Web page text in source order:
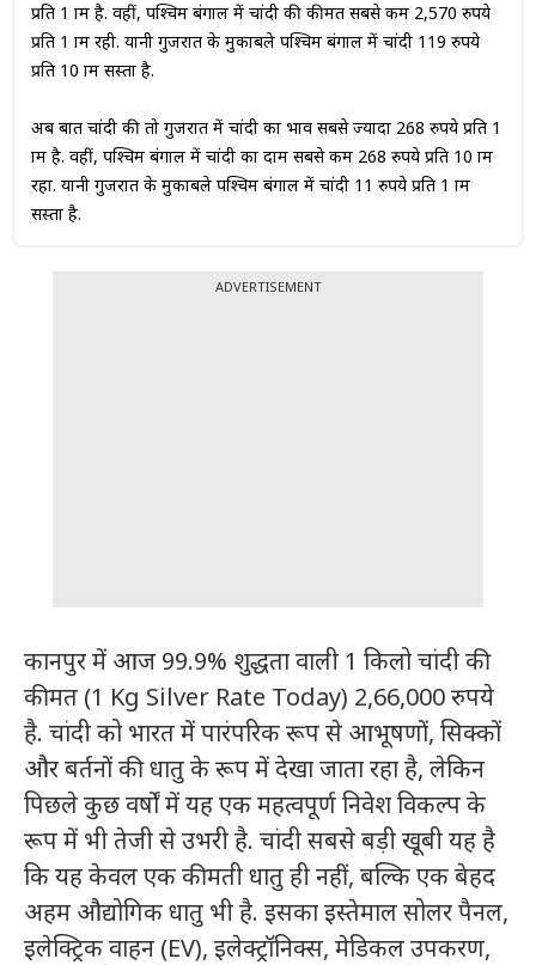
प्रति 1 ग्राम है. वहीं, पश्चिम बंगाल में चांदी की कीमत सबसे कम 2,570 रुपये
प्रति 1 ग्राम रही. यानी गुजरात के मुकाबले पश्चिम बंगाल में चांदी 119 रुपये
प्रति 10 ग्राम सस्ता है.
अब बात चांदी की तो गुजरात में चांदी का भाव सबसे ज्यादा 268 रुपये प्रति 1
ग्राम है. वहीं, पश्चिम बंगाल में चांदी का दाम सबसे कम 268 रुपये प्रति 10 ग्राम
रहा. यानी गुजरात के मुकाबले पश्चिम बंगाल में चांदी 11 रुपये प्रति 1 ग्राम
सस्ता है.
ADVERTISEMENT
कानपुर में आज 99.9% शुद्धता वाली 1 किलो चांदी की
कीमत (1 Kg Silver Rate Today) 2,66,000 रुपये
है. चांदी को भारत में पारंपरिक रूप से आभूषणों, सिक्कों
और बर्तनों की धातु के रूप में देखा जाता रहा है, लेकिन
पिछले कुछ वर्षों में यह एक महत्वपूर्ण निवेश विकल्प के
रूप में भी तेजी से उभरी है. चांदी सबसे बड़ी खूबी यह है
कि यह केवल एक कीमती धातु ही नहीं, बल्कि एक बेहद
अहम औद्योगिक धातु भी है. इसका इस्तेमाल सोलर पैनल,
इलेक्ट्रिक वाहन (EV), इलेक्ट्रॉनिक्स, मेडिकल उपकरण,